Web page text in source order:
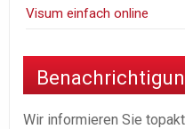
Visum einfach online
Wir informieren Sie